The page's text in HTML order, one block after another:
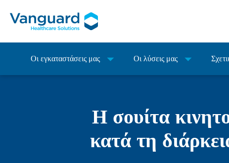
Οι εγκαταστάσεις μας Οι λύσεις μας
Η σουίτα
κατά τη